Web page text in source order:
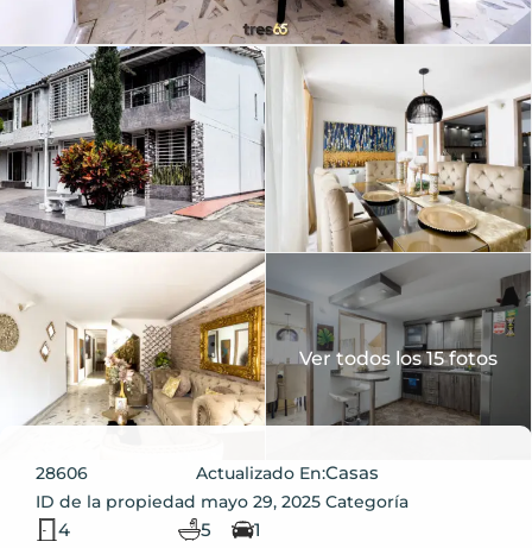
Ver todos los 15 fotos
28606
ID de la propiedad
Actualizado En:
mayo 29, 2025
Casas
Categoría
4 5 1